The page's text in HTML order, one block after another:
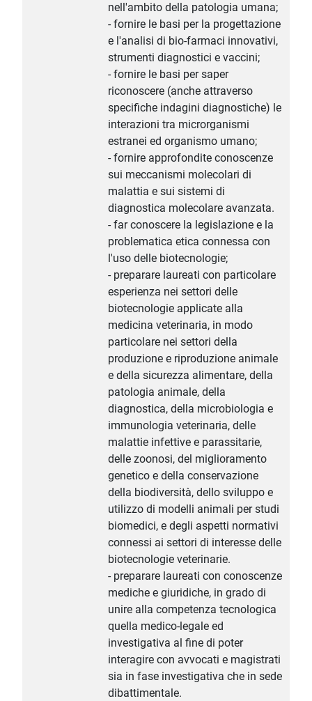
nell'ambito della patologia umana;
- fornire le basi per la progettazione
e l'analisi di bio-farmaci innovativi,
strumenti diagnostici e vaccini;
- fornire le basi per saper
riconoscere (anche attraverso
specifiche indagini diagnostiche) le
interazioni tra microrganismi
estranei ed organismo umano;
- fornire approfondite conoscenze
sui meccanismi molecolari di
malattia e sui sistemi di
diagnostica molecolare avanzata.
- far conoscere la legislazione e la
problematica etica connessa con
l'uso delle biotecnologie;
- preparare laureati con particolare
esperienza nei settori delle
biotecnologie applicate alla
medicina veterinaria, in modo
particolare nei settori della
produzione e riproduzione animale
e della sicurezza alimentare, della
patologia animale, della
diagnostica, della microbiologia e
immunologia veterinaria, delle
malattie infettive e parassitarie,
delle zoonosi, del miglioramento
genetico e della conservazione
della biodiversità, dello sviluppo e
utilizzo di modelli animali per studi
biomedici, e degli aspetti normativi
connessi ai settori di interesse delle
biotecnologie veterinarie.
- preparare laureati con conoscenze
mediche e giuridiche, in grado di
unire alla competenza tecnologica
quella medico-legale ed
investigativa al fine di poter
interagire con avvocati e magistrati
sia in fase investigativa che in sede
dibattimentale.